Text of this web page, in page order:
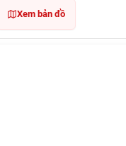
Xem bản đồ